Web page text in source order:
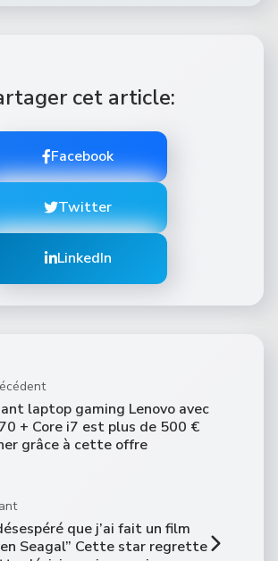
cet article:
Facebook
Twitter
LinkedIn
laptop gaming Lenovo avec
+ Core i7 est plus de 500 €
grâce à cette offre
que j’ai fait un film
Seagal” Cette star regrette